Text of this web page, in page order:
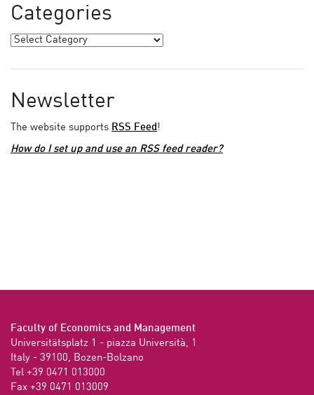
Categories
Newsletter
The website supports RSS Feed !
How do I set up and use an RSS feed reader?
Faculty of Economics and Management
Universitätsplatz 1 - piazza Università, 1
Italy - 39100, Bozen-Bolzano
Tel +39 0471 013000
Fax +39 0471 013009